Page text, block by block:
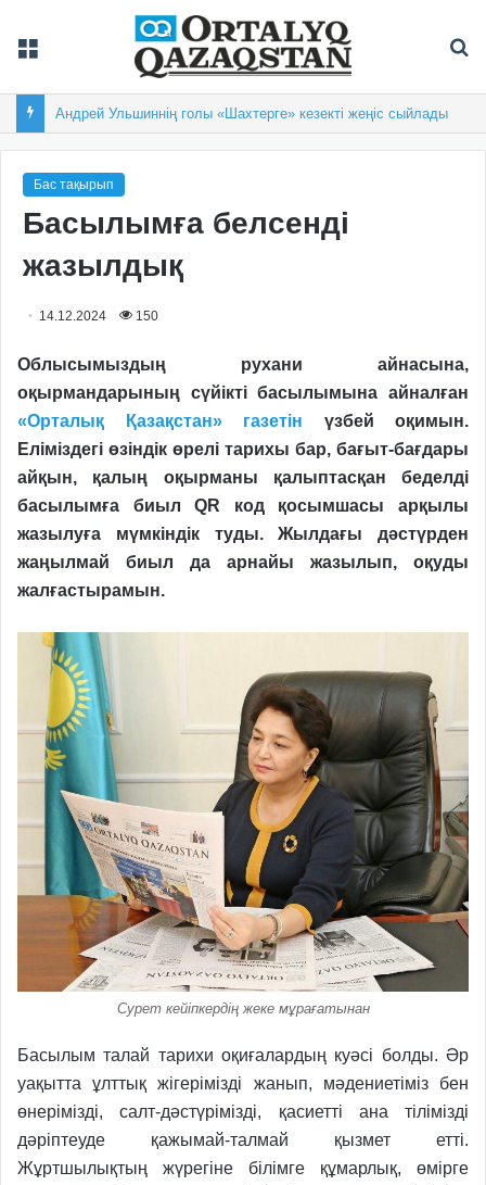
Андрей Ульшиннің голы «Шахтерге» кезекті жеңіс сыйлады
Бас тақырып
Басылымға белсенді
жазылдық
14.12.2024 150
Облысымыздың рухани айнасына,
оқырмандарының сүйікті басылымына айналған
«Орталық Қазақстан» газетін үзбей оқимын.
Еліміздегі өзіндік өрелі тарихы бар, бағыт-бағдары
айқын, қалың оқыр­маны қалыптасқан беделді
басылымға биыл QR код қосымшасы арқылы
жазылуға мүмкіндік туды. Жылдағы дәстүрден
жаңылмай биыл да арнайы жазылып, оқуды
жалғастырамын.
Сурет кейіпкердің жеке мұрағатынан
Басылым талай тарихи оқиғалардың куәсі болды. Әр
уақытта ұлттық жігерімізді жанып, мәдениетіміз бен
өнерімізді, салт-дәстүрімізді, қасиетті ана тілімізді
дәріптеуде қажымай-талмай қызмет етті.
Жұртшылықтың жүрегіне білімге құмарлық, өмірге